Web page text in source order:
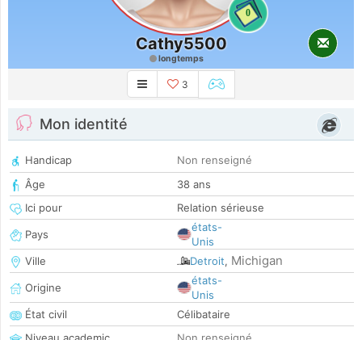
0
Cathy5500
longtemps
3
Mon identité
Handicap
Non renseigné
Âge
38 ans
Ici pour
Relation sérieuse
Pays
états-
Unis
Ville
Detroit, Michigan
Origine
états-
Unis
État civil
Célibataire